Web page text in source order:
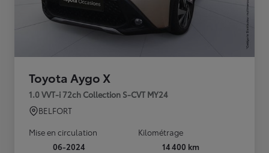
Toyota Aygo X
1.0 VVT-i 72ch Collection S-CVT MY24
BELFORT
Mise en circulation
06-2024
Kilométrage
14 400 km